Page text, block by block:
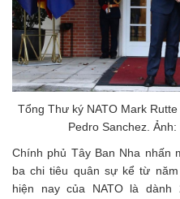
Tổng Thư ký NATO Mark
Pedro Sanchez.
Chính phủ Tây Ban Nha nhấn
ba chi tiêu quân sự kể từ
hiện nay của NATO là dành